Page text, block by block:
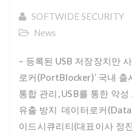
SOFTWIDE SECURITY
News
– 등록된 USB 저장장치만
로커(PortBlocker)’ 국내
통합 관리, USB를 통한 악
유출 방지 ​ 데이터로커
이드시큐리티(대표이사 정